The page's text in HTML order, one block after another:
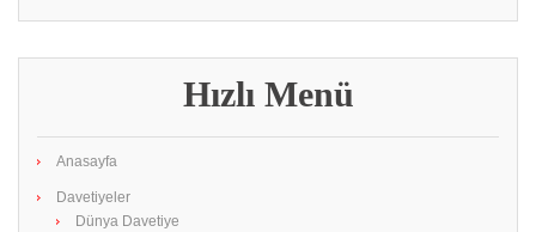
Hızlı Menü
Anasayfa
Davetiyeler
Dünya Davetiye